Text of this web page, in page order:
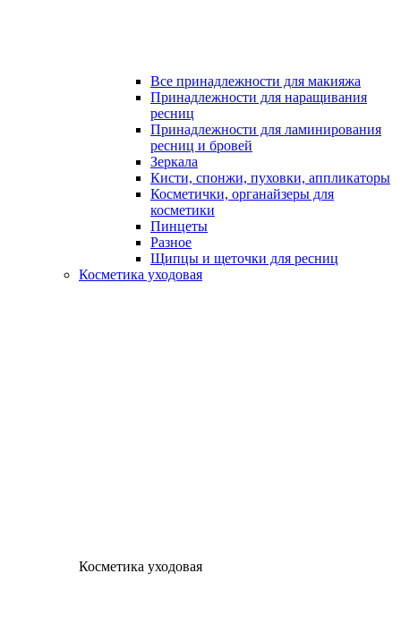
Все принадлежности для макияжа
Принадлежности для наращивания
ресниц
Принадлежности для ламинирования
ресниц и бровей
Зеркала
Кисти, спонжи, пуховки, аппликаторы
Косметички, органайзеры для
косметики
Пинцеты
Разное
Щипцы и щеточки для ресниц
Косметика уходовая
Косметика уходовая